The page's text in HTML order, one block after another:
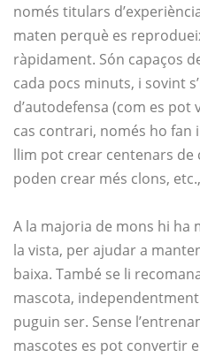
només titulars
maten perquè es
ràpidament. Són capaços
cada pocs minuts, i sovint
d’autodefensa (com es pot
cas contrari, només ho fan
llim pot crear centenars de
poden crear més clons,
A la majoria de mons hi ha
la vista, per ajudar a
baixa. També se li
mascota,
puguin ser. Sense
mascotes es pot convertir